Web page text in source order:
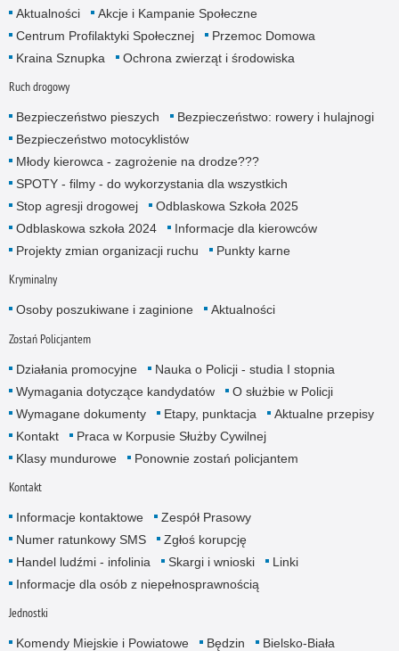
Aktualności
Akcje i Kampanie Społeczne
Centrum Profilaktyki Społecznej
Przemoc Domowa
Kraina Sznupka
Ochrona zwierząt i środowiska
Ruch drogowy
Bezpieczeństwo pieszych
Bezpieczeństwo: rowery i hulajnogi
Bezpieczeństwo motocyklistów
Młody kierowca - zagrożenie na drodze???
SPOTY - filmy - do wykorzystania dla wszystkich
Stop agresji drogowej
Odblaskowa Szkoła 2025
Odblaskowa szkoła 2024
Informacje dla kierowców
Projekty zmian organizacji ruchu
Punkty karne
Kryminalny
Osoby poszukiwane i zaginione Aktualności
Zostań Policjantem
Działania promocyjne
Nauka o Policji - studia I stopnia
Wymagania dotyczące kandydatów
O służbie w Policji
Wymagane dokumenty
Etapy, punktacja
Aktualne przepisy
Kontakt
Praca w Korpusie Służby Cywilnej
Klasy mundurowe
Ponownie zostań policjantem
Kontakt
Informacje kontaktowe
Zespół Prasowy
Numer ratunkowy SMS
Zgłoś korupcję
Handel ludźmi - infolinia
Skargi i wnioski
Linki
Informacje dla osób z niepełnosprawnością
Jednostki
Komendy Miejskie i Powiatowe Będzin
Bielsko-Biała